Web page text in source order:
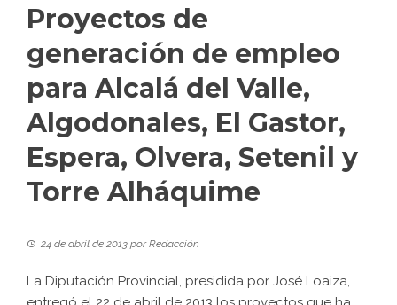
Proyectos de
generación de empleo
para Alcalá del Valle,
Algodonales, El Gastor,
Espera, Olvera, Setenil y
Torre Alháquime
24 de abril de 2013 porRedacción
La Diputación Provincial, presidida por José Loaiza,